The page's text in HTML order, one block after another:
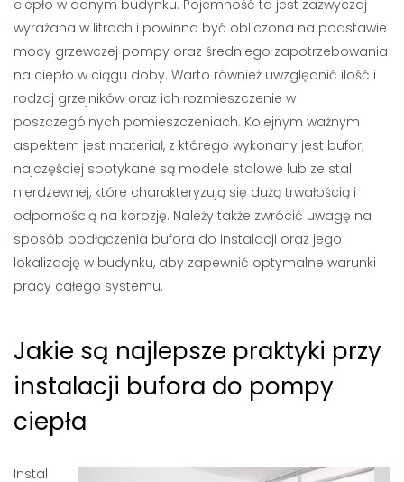
ciepło w danym budynku. Pojemność ta jest zazwyczaj
wyrażana w litrach i powinna być obliczona na podstawie
mocy grzewczej pompy oraz średniego zapotrzebowania
na ciepło w ciągu doby. Warto również uwzględnić ilość i
rodzaj grzejników oraz ich rozmieszczenie w
poszczególnych pomieszczeniach. Kolejnym ważnym
aspektem jest materiał, z którego wykonany jest bufor;
najczęściej spotykane są modele stalowe lub ze stali
nierdzewnej, które charakteryzują się dużą trwałością i
odpornością na korozję. Należy także zwrócić uwagę na
sposób podłączenia bufora do instalacji oraz jego
lokalizację w budynku, aby zapewnić optymalne warunki
pracy całego systemu.
Jakie są najlepsze praktyki przy
instalacji bufora do pompy
ciepła
Instal